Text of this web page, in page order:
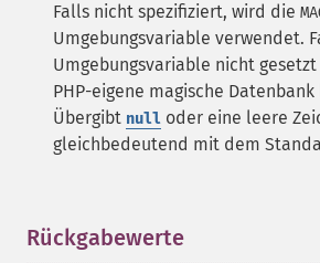
Falls nicht spezifiziert, wird die
Umgebungsvariable verwendet.
Umgebungsvariable nicht
PHP-eigene magische
Übergibt null oder eine leere
gleichbedeutend mit dem
Rückgabewerte